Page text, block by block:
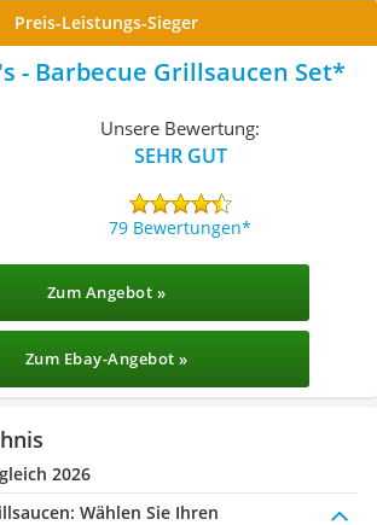
Preis-Leistungs-Sieger
- Barbecue Grillsaucen Set
Unsere Bewertung:
SEHR GUT
79 Bewertungen
Zum Angebot »
Zum Ebay-Angebot »
2026
Wählen Sie Ihren